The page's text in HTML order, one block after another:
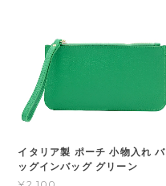
イタリア製 ポーチ 小物入れ バ
ッグインバッグ グリーン